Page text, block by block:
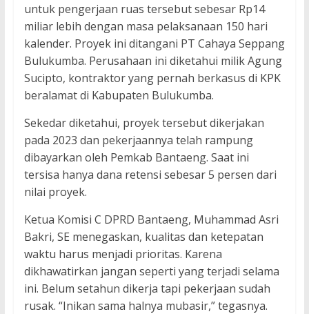
untuk pengerjaan ruas tersebut sebesar Rp14
miliar lebih dengan masa pelaksanaan 150 hari
kalender. Proyek ini ditangani PT Cahaya Seppang
Bulukumba. Perusahaan ini diketahui milik Agung
Sucipto, kontraktor yang pernah berkasus di KPK
beralamat di Kabupaten Bulukumba.
Sekedar diketahui, proyek tersebut dikerjakan
pada 2023 dan pekerjaannya telah rampung
dibayarkan oleh Pemkab Bantaeng. Saat ini
tersisa hanya dana retensi sebesar 5 persen dari
nilai proyek.
Ketua Komisi C DPRD Bantaeng, Muhammad Asri
Bakri, SE menegaskan, kualitas dan ketepatan
waktu harus menjadi prioritas. Karena
dikhawatirkan jangan seperti yang terjadi selama
ini. Belum setahun dikerja tapi pekerjaan sudah
rusak. “Inikan sama halnya mubasir,” tegasnya.